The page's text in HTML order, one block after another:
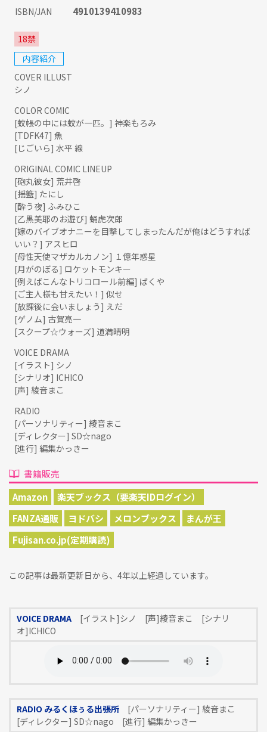
ISBN/JAN 4910139410983
18禁
内容紹介
COVER ILLUST
シノ
COLOR COMIC
[蚊帳の中には蚊が一匹。] 神楽もろみ
[TDFK47] 魚
[じごいら] 水平 線
ORIGINAL COMIC LINEUP
[砲丸彼女] 荒井啓
[揺籃] たにし
[酔う夜] ふみひこ
[乙黒美耶のお遊び] 蛹虎次郎
[嫁のバイブオナニーを目撃してしまったんだが俺はどうすれば
いい？] アスヒロ
[母性天使マザカルカノン] １億年惑星
[月がのぼる] ロケットモンキー
[例えばこんなトリコロール前編] ばくや
[ご主人様も甘えたい！] 似せ
[放課後に会いましょう] えだ
[ゲノム] 古賀亮一
[スクープ☆ウォーズ] 道満晴明
VOICE DRAMA
[イラスト] シノ
[シナリオ] ICHICO
[声] 綾音まこ
RADIO
[パーソナリティー] 綾音まこ
[ディレクター] SD☆nago
[進行] 編集かっきー
書籍販売
Amazon
楽天ブックス（要楽天IDログイン）
FANZA通販
ヨドバシ メロンブックス
まんが王
Fujisan.co.jp(定期購読)
この記事は最新更新日から、4年以上経過しています。
VOICE DRAMA[イラスト]シノ [声]綾音まこ [シナリ
オ]ICHICO
RADIO みるくほぅる出張所[パーソナリティー] 綾音まこ
[ディレクター] SD☆nago [進行] 編集かっきー